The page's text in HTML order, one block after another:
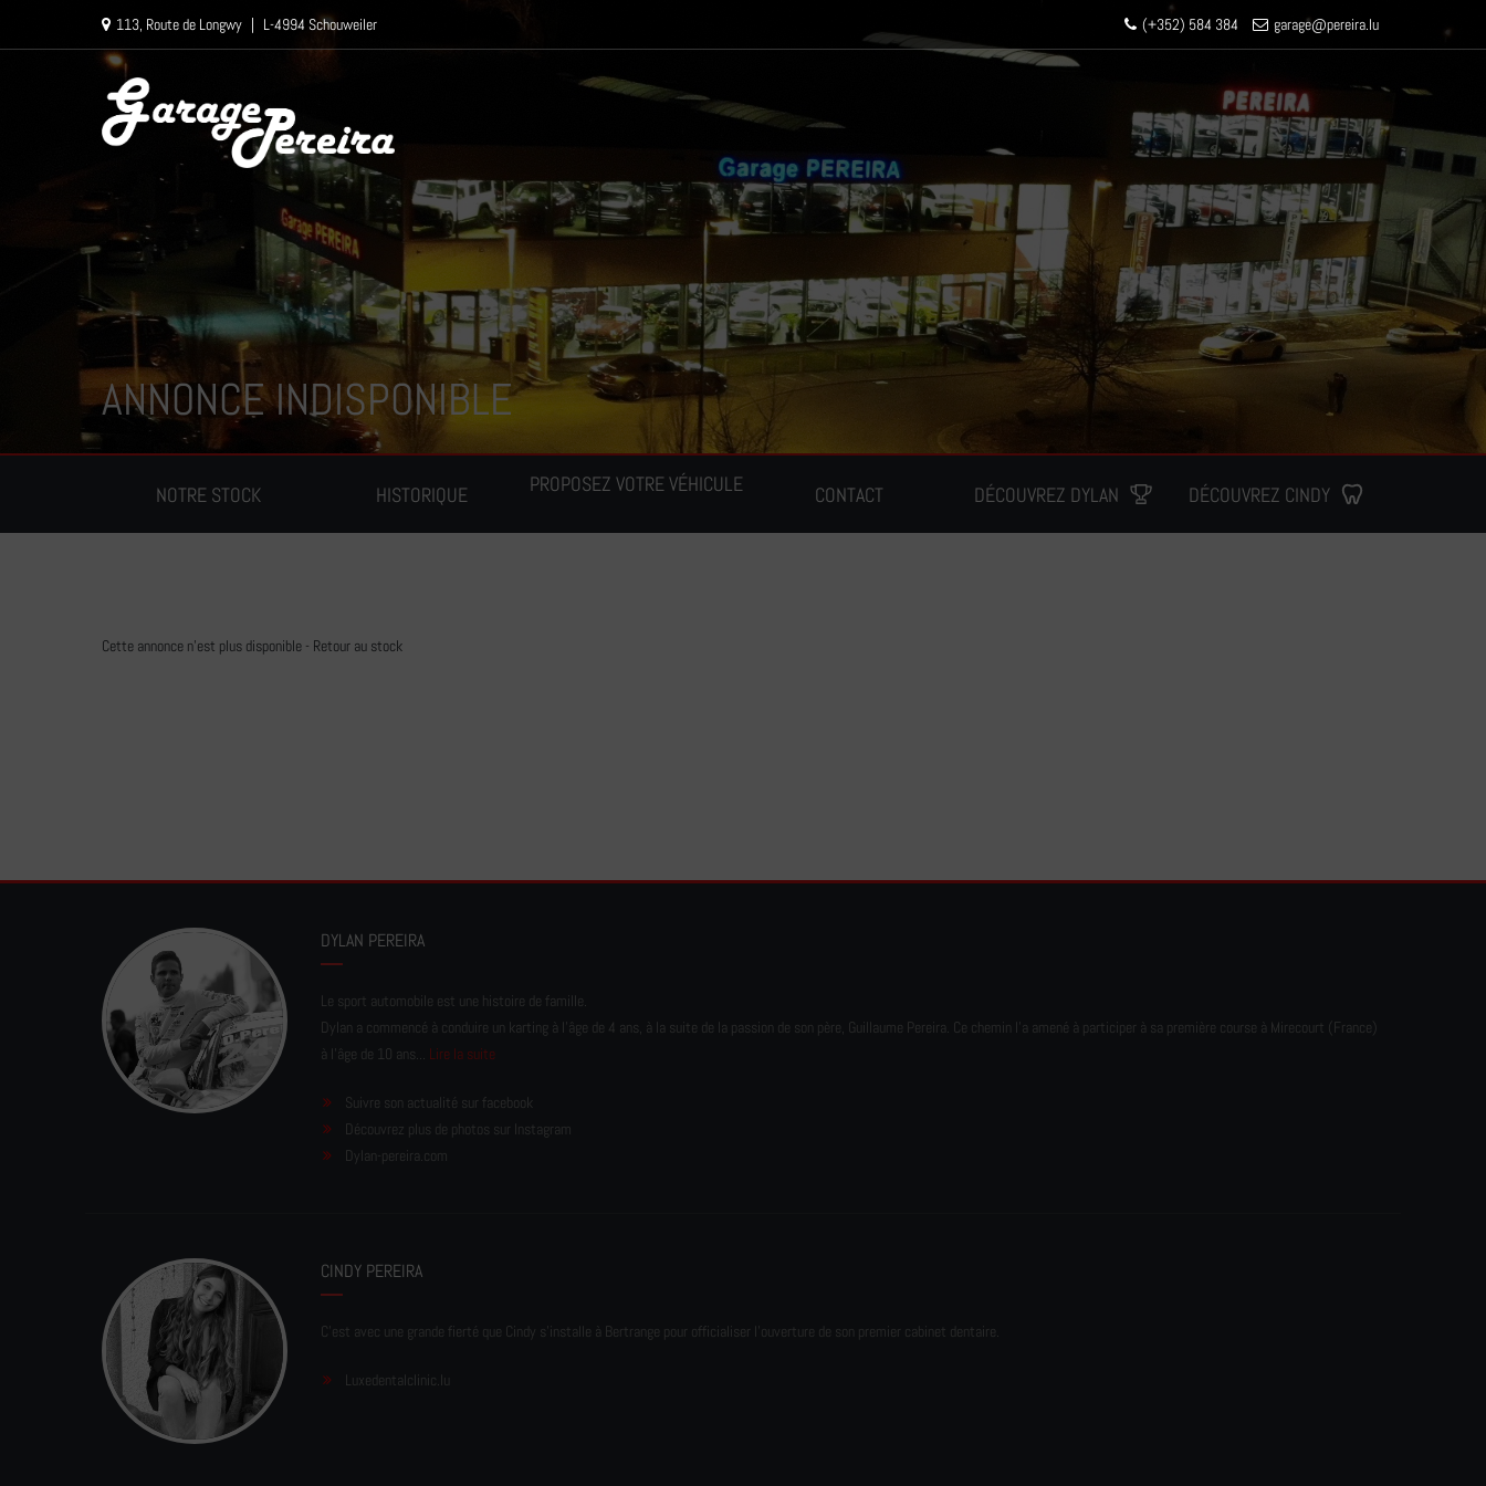
113, Route de Longwy | L-4994 Schouweiler (+352) 584 384 garage@pereira.lu
NOTRE STOCK HISTORIQUE PROPOSEZ VOTRE VÉHICULE CONTACT DÉCOUVREZ DYLAN DÉCOUVREZ CINDY
ANNONCE INDISPONIBLE
Cette annonce n'est plus disponible - Retour au stock
DYLAN PEREIRA
Le sport automobile est une histoire de famille.
Dylan a commencé à conduire un karting à l’âge de 4 ans, à la suite de la passion de son père, Guillaume Pereira. Ce chemin l'a amené à participer à sa première course à Mirecourt (France)
à l'âge de 10 ans... Lire la suite
Suivre son actualité sur facebook
Découvrez plus de photos sur Instagram
Dylan-pereira.com
CINDY PEREIRA
C'est avec une grande fierté que Cindy s'installe à Bertrange pour officialiser l'ouverture de son premier cabinet dentaire.
Luxedentalclinic.lu